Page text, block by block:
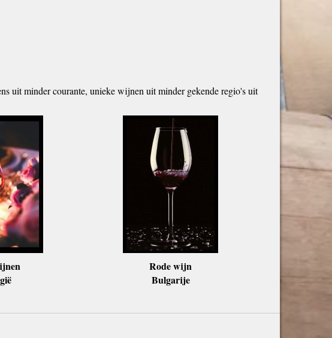
uit minder courante, unieke wijnen uit minder gekende regio's uit
Rode wijn
Bulgarije